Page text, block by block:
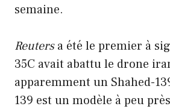
semaine.
Reutersa été le premier à
35C avait abattu le drone
apparemment un Shahed-
139 est un modèle à peu